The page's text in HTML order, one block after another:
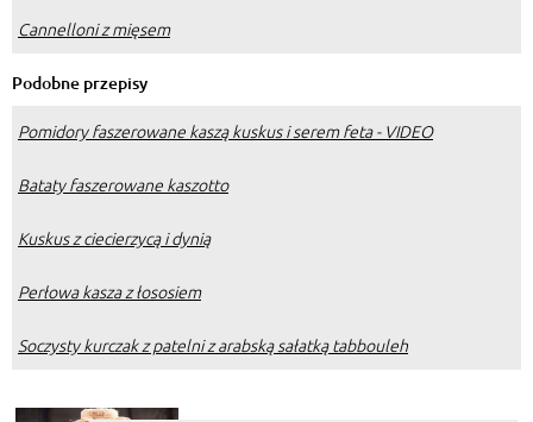
Cannelloni z mięsem
Podobne przepisy
Pomidory faszerowane kaszą kuskus i serem feta - VIDEO
Bataty faszerowane kaszotto
Kuskus z ciecierzycą i dynią
Perłowa kasza z łososiem
Soczysty kurczak z patelni z arabską sałatką tabbouleh